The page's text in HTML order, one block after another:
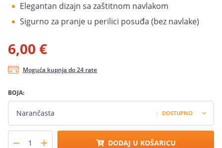
Elegantan dizajn sa zaštitnom navlakom
Sigurno za pranje u perilici posuđa (bez navlake)
6,00 €
Moguća kupnja do 24 rate
BOJA:
Narančasta DOSTUPNO
DODAJ U KOŠARICU